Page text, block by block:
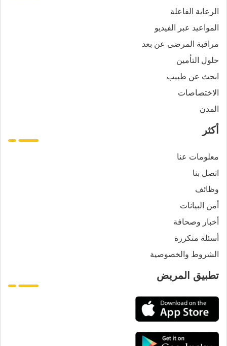
الرعاية الفاعلة
المواعيد عبر الفيديو
مراقبة المرضى عن بعد
حلول التأمين
ابحث عن طبيب
الاختصاصات
المدن
أكثر
معلومات عنا
اتصل بنا
وظائف
أمن البيانات
أخبار وصحافة
أسئلة متكررة
الشروط والخصوصية
تطبيق المريض